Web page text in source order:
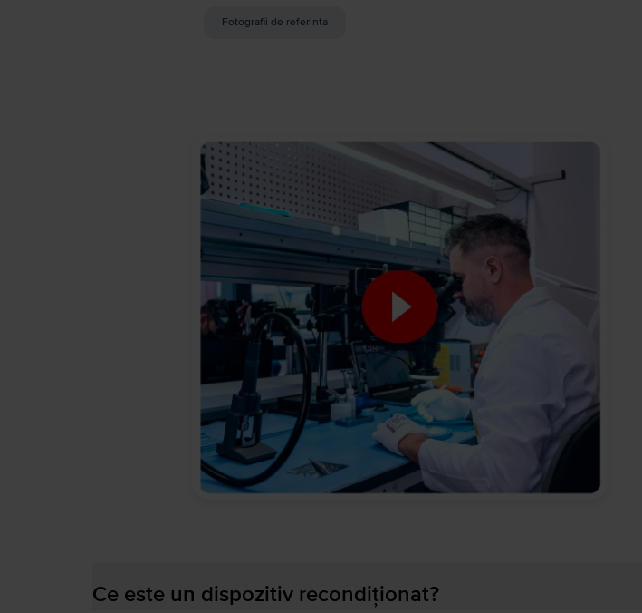
Fotografii de referinta
Ce este un dispozitiv recondiționat?